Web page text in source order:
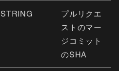
STRING
プルリクエ
ストのマー
ジコミット
のSHA